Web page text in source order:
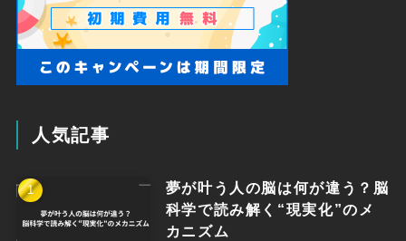
人気記事
夢が叶う人の脳は何が違う？脳
科学で読み解く“現実化”のメ
カニズム